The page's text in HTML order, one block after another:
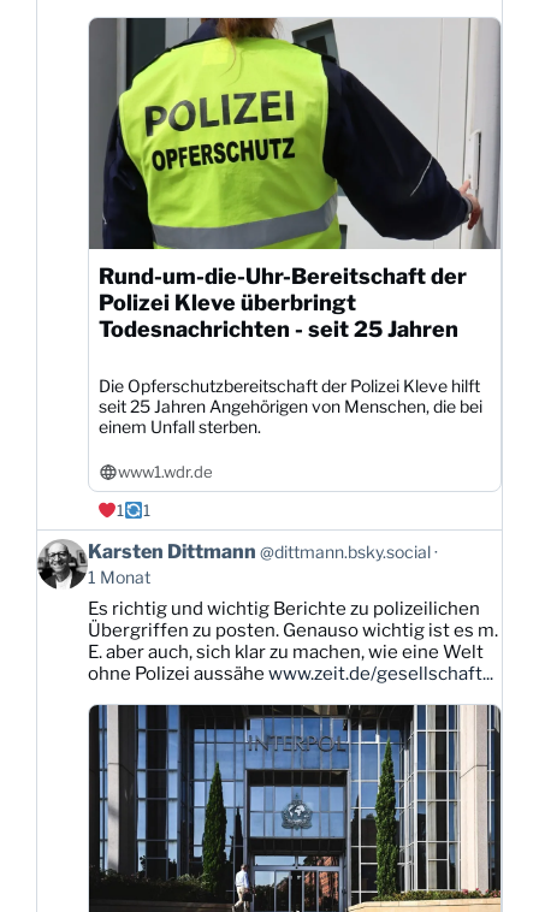
Bluesky
Rund-um-die-Uhr-Bereitschaft der
Polizei Kleve überbringt
Todesnachrichten - seit 25 Jahren
Die Opferschutzbereitschaft der Polizei Kleve hilft
seit 25 Jahren Angehörigen von Menschen, die bei
einem Unfall sterben.
www1.wdr.de
1
1
Beitrag
von
Karsten
Dittmann
Bluesky
ansehen
Karsten Dittmann @dittmann.bsky.social
1 Monat
Es richtig und wichtig Berichte zu polizeilichen
Übergriffen zu posten. Genauso wichtig ist es m.
E. aber auch, sich klar zu machen, wie eine Welt
ohne Polizei aussähe www.zeit.de/gesellschaft...